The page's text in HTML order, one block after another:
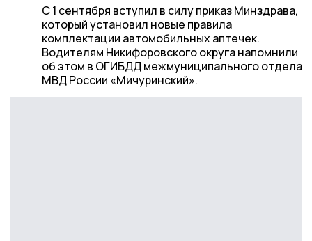
С 1 сентября вступил в силу приказ Минздрава,
который установил новые правила
комплектации автомобильных аптечек.
Водителям Никифоровского округа напомнили
об этом в ОГИБДД межмуниципального отдела
МВД России «Мичуринский».